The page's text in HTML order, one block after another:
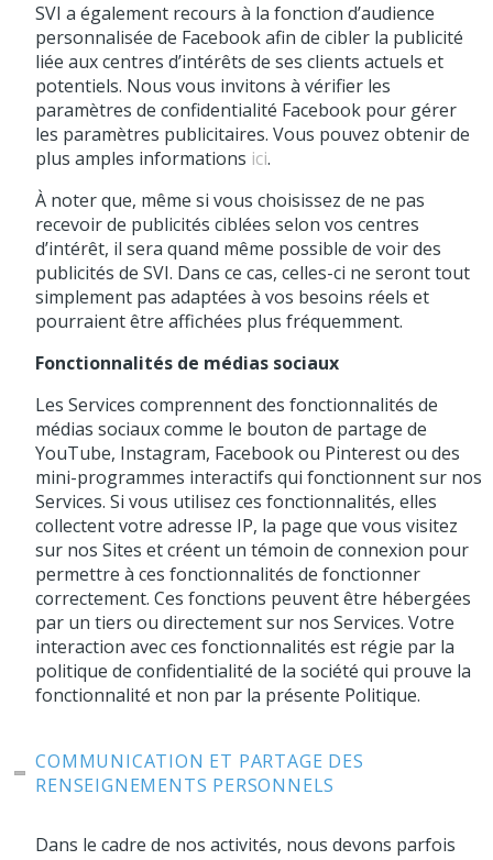
SVI a également recours à la fonction d’audience
personnalisée de Facebook afin de cibler la publicité
liée aux centres d’intérêts de ses clients actuels et
potentiels. Nous vous invitons à vérifier les
paramètres de confidentialité Facebook pour gérer
les paramètres publicitaires. Vous pouvez obtenir de
plus amples informations ici.
À noter que, même si vous choisissez de ne pas
recevoir de publicités ciblées selon vos centres
d’intérêt, il sera quand même possible de voir des
publicités de SVI. Dans ce cas, celles-ci ne seront tout
simplement pas adaptées à vos besoins réels et
pourraient être affichées plus fréquemment.
Fonctionnalités de médias sociaux
Les Services comprennent des fonctionnalités de
médias sociaux comme le bouton de partage de
YouTube, Instagram, Facebook ou Pinterest ou des
mini-programmes interactifs qui fonctionnent sur nos
Services. Si vous utilisez ces fonctionnalités, elles
collectent votre adresse IP, la page que vous visitez
sur nos Sites et créent un témoin de connexion pour
permettre à ces fonctionnalités de fonctionner
correctement. Ces fonctions peuvent être hébergées
par un tiers ou directement sur nos Services. Votre
interaction avec ces fonctionnalités est régie par la
politique de confidentialité de la société qui prouve la
fonctionnalité et non par la présente Politique.
COMMUNICATION ET PARTAGE DES
RENSEIGNEMENTS PERSONNELS
Dans le cadre de nos activités, nous devons parfois